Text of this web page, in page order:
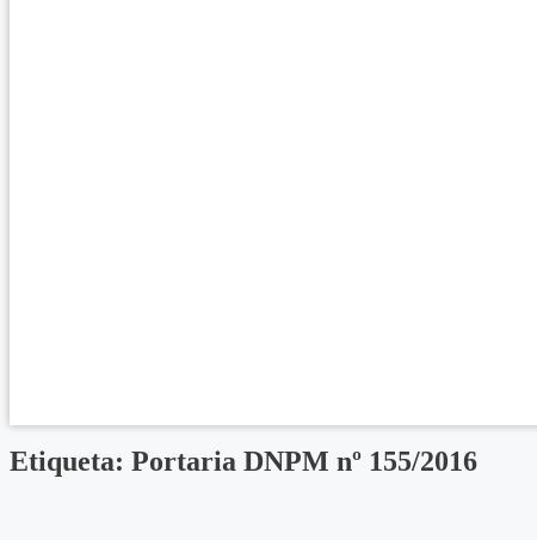
Etiqueta: Portaria DNPM nº 155/2016